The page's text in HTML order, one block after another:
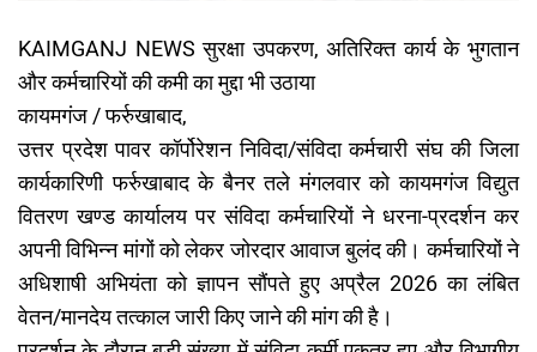
KAIMGANJ NEWS सुरक्षा उपकरण, अतिरिक्त कार्य के भुगतान
और कर्मचारियों की कमी का मुद्दा भी उठाया
कायमगंज / फर्रुखाबाद,
उत्तर प्रदेश पावर कॉर्पोरेशन निविदा/संविदा कर्मचारी संघ की जिला
कार्यकारिणी फर्रुखाबाद के बैनर तले मंगलवार को कायमगंज विद्युत
वितरण खण्ड कार्यालय पर संविदा कर्मचारियों ने धरना-प्रदर्शन कर
अपनी विभिन्न मांगों को लेकर जोरदार आवाज बुलंद की। कर्मचारियों ने
अधिशाषी अभियंता को ज्ञापन सौंपते हुए अप्रैल 2026 का लंबित
वेतन/मानदेय तत्काल जारी किए जाने की मांग की है।